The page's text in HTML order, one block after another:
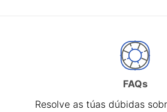
FAQs
Resolve as túas dúbidas